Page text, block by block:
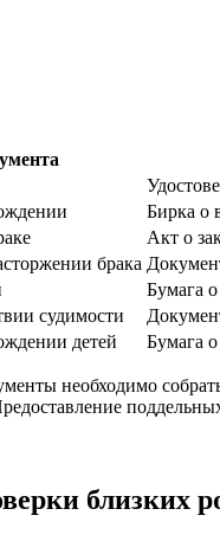
Бирка о
Акт о
брака
Бумага
судимости
детей
Бумага
необходимо
близких